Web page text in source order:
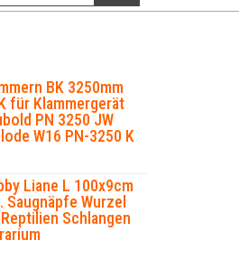
BK 3250mm
für Klammergerät
PN 3250 JW
W16 PN-3250 K
Liane L 100x9cm
Saugnäpfe Wurzel
Schlangen